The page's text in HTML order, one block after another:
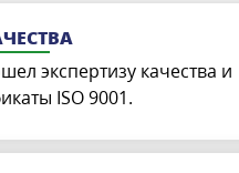
экспертизу качества и
ISO 9001.